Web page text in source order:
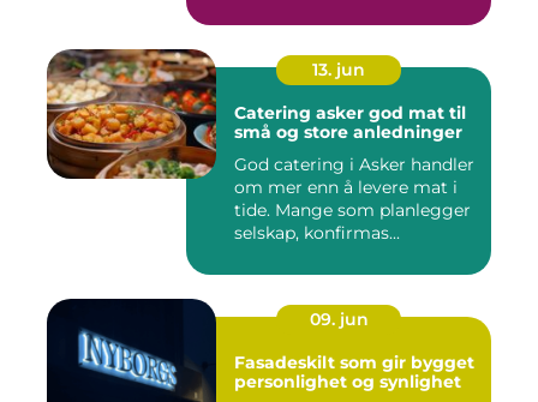
13. jun
Catering asker god mat til
små og store anledninger
God catering i Asker handler
om mer enn å levere mat i
tide. Mange som planlegger
selskap, konfirmas...
09. jun
Fasadeskilt som gir bygget
personlighet og synlighet